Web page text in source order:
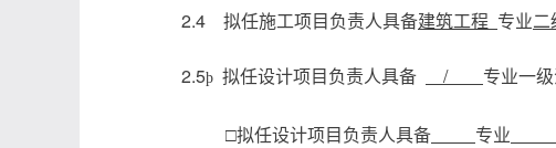
2.4 拟任施工项目负责人具备建筑工程 专业二
2.5þ 拟任设计项目负责人具备 / 专业一
□拟任设计项目负责人具备 专业